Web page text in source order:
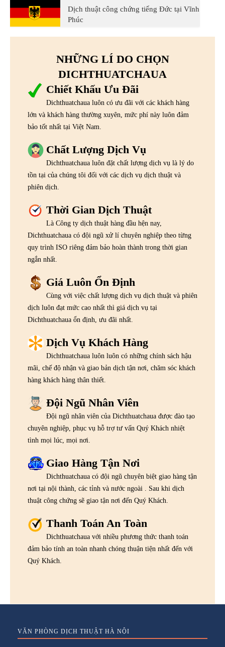
Dịch thuật công chứng tiếng Đức tại Vĩnh
Phúc
NHỮNG LÍ DO CHỌN
DICHTHUATCHAUA
Chiết Khấu Ưu Đãi
Dichthuatchaua luôn có ưu đãi với các khách hàng
lớn và khách hàng thường xuyên, mức phí này luôn đảm
bảo tốt nhất tại Việt Nam.
Chất Lượng Dịch Vụ
Dichthuatchaua luôn đặt chất lượng dịch vụ là lý do
tồn tại của chúng tôi đối với các dịch vụ dịch thuật và
phiên dịch.
Thời Gian Dịch Thuật
Là Công ty dịch thuật hàng đầu hện nay,
Dichthuatchaua có đội ngũ xử lí chuyên nghiệp theo từng
quy trình ISO riêng đảm bảo hoàn thành trong thời gian
ngắn nhất.
Giá Luôn Ổn Định
Cùng với việc chất lượng dịch vụ dịch thuật và phiên
dịch luôn đạt mức cao nhất thì giá dịch vụ tại
Dichthuatchaua ổn định, ưu đãi nhất.
Dịch Vụ Khách Hàng
Dichthuatchaua luôn luôn có những chính sách hậu
mãi, chế độ nhận và giao bản dịch tận nơi, chăm sóc khách
hàng khách hàng thân thiết.
Đội Ngũ Nhân Viên
Đội ngũ nhân viên của Dichthuatchaua được đào tạo
chuyên nghiệp, phục vụ hỗ trợ tư vấn Quý Khách nhiệt
tình mọi lúc, mọi nơi.
Giao Hàng Tận Nơi
Dichthuatchaua có đội ngũ chuyên biệt giao hàng tận
nơi tại nội thành, các tỉnh và nước ngoài . Sau khi dịch
thuật công chứng sẽ giao tận nơi đến Quý Khách.
Thanh Toán An Toàn
Dichthuatchaua với nhiều phương thức thanh toán
đảm bảo tính an toàn nhanh chóng thuận tiện nhất đến với
Quý Khách.
VĂN PHÒNG DỊCH THUẬT HÀ NỘI